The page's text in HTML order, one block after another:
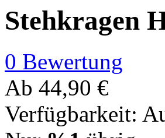
Stehkragen
0 Bewertung
Ab 44,90 €
Verfügbarkeit: